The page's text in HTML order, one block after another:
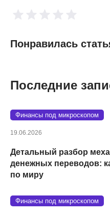
Понравилась
Последние
Финансы под микроскопом
19.06.2026
Детальный разбор
денежных переводов:
по миру
Финансы под микроскопом